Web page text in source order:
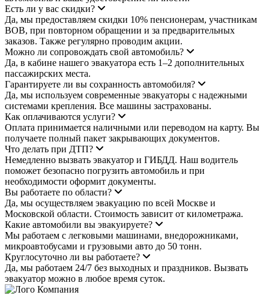
Есть ли у вас скидки?
Да, мы предоставляем скидки 10% пенсионерам, участникам
ВОВ, при повторном обращении и за предварительных
заказов. Также регулярно проводим акции.
Можно ли сопровождать свой автомобиль?
Да, в кабине нашего эвакуатора есть 1–2 дополнительных
пассажирских места.
Гарантируете ли вы сохранность автомобиля?
Да, мы используем современные эвакуаторы с надежными
системами крепления. Все машины застрахованы.
Как оплачиваются услуги?
Оплата принимается наличными или переводом на карту. Вы
получаете полный пакет закрывающих документов.
Что делать при ДТП?
Немедленно вызвать эвакуатор и ГИБДД. Наш водитель
поможет безопасно погрузить автомобиль и при
необходимости оформит документы.
Вы работаете по области?
Да, мы осуществляем эвакуацию по всей Москве и
Московской области. Стоимость зависит от километража.
Какие автомобили вы эвакуируете?
Мы работаем с легковыми машинами, внедорожниками,
микроавтобусами и грузовыми авто до 50 тонн.
Круглосуточно ли вы работаете?
Да, мы работаем 24/7 без выходных и праздников. Вызвать
эвакуатор можно в любое время суток.
Компания